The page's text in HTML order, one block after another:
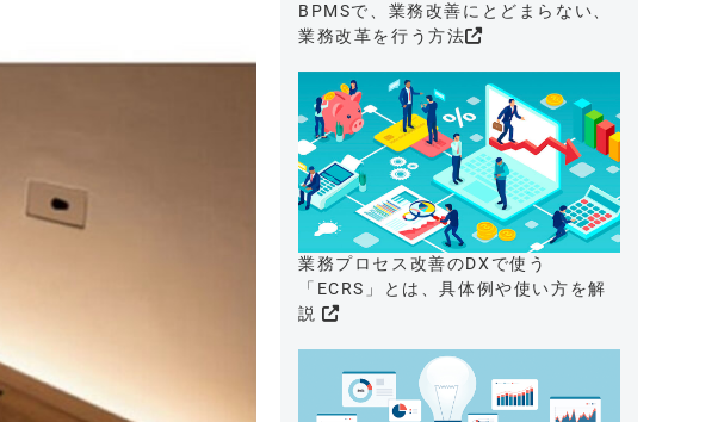
BPMSで、業務改善にとどまらない、
業務改革を行う方法
業務プロセス改善のDXで使う
「ECRS」とは、具体例や使い方を解
説